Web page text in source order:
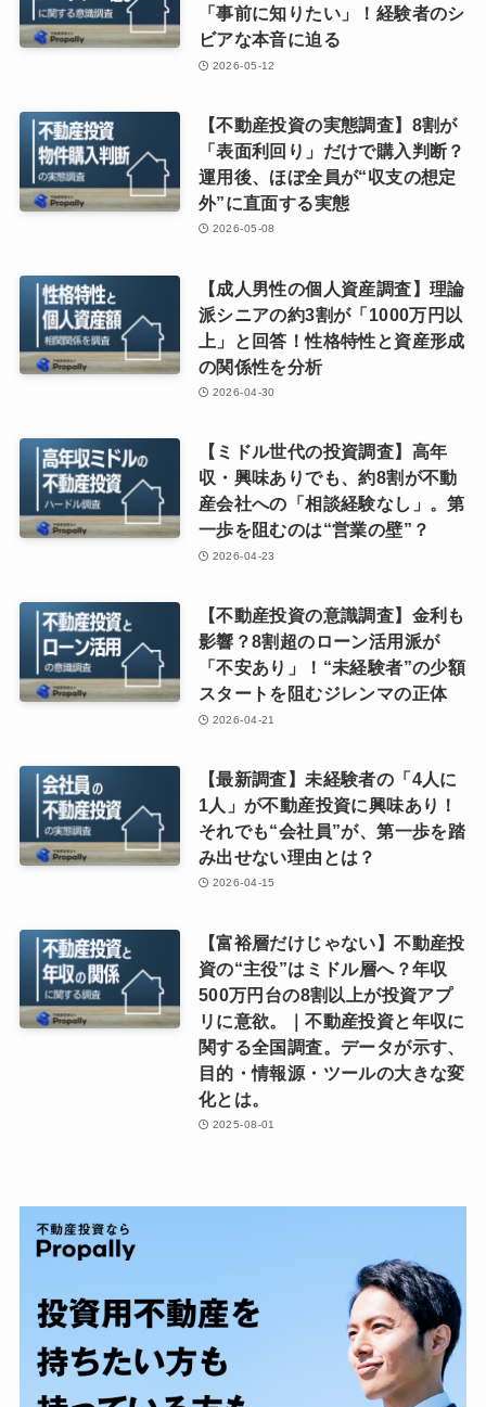
「事前に知りたい」！経験者のシ
ビアな本音に迫る
2026-05-12
【不動産投資の実態調査】8割が
「表面利回り」だけで購入判断？
運用後、ほぼ全員が“収支の想定
外”に直面する実態
2026-05-08
【成人男性の個人資産調査】理論
派シニアの約3割が「1000万円以
上」と回答！性格特性と資産形成
の関係性を分析
2026-04-30
【ミドル世代の投資調査】高年
収・興味ありでも、約8割が不動
産会社への「相談経験なし」。第
一歩を阻むのは“営業の壁”？
2026-04-23
【不動産投資の意識調査】金利も
影響？8割超のローン活用派が
「不安あり」！“未経験者”の少額
スタートを阻むジレンマの正体
2026-04-21
【最新調査】未経験者の「4人に
1人」が不動産投資に興味あり！
それでも“会社員”が、第一歩を踏
み出せない理由とは？
2026-04-15
【富裕層だけじゃない】不動産投
資の“主役”はミドル層へ？年収
500万円台の8割以上が投資アプ
リに意欲。｜不動産投資と年収に
関する全国調査。データが示す、
目的・情報源・ツールの大きな変
化とは。
2025-08-01